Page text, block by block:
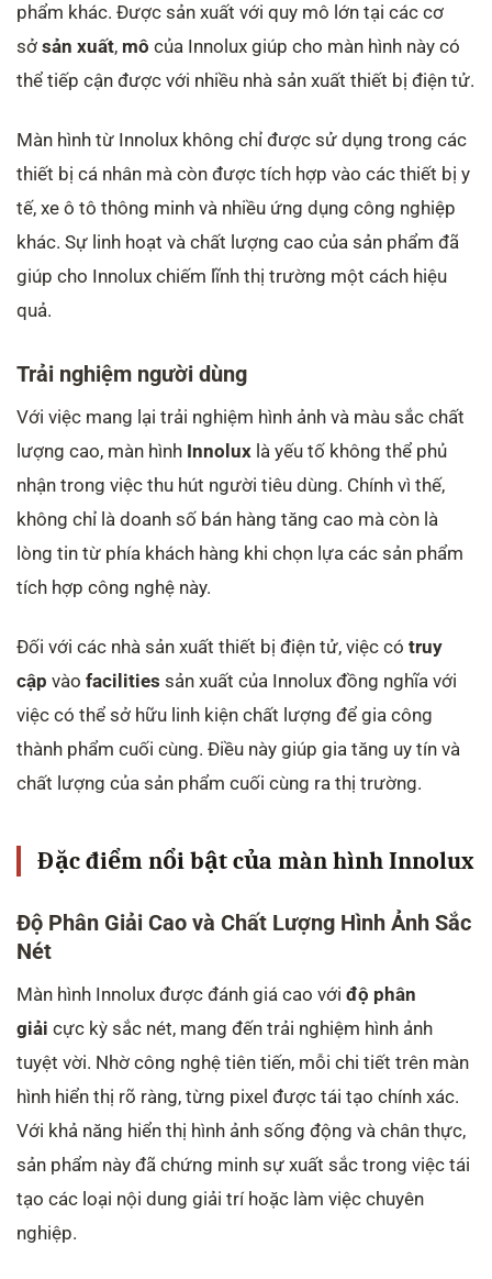
phẩm khác. Được sản xuất với quy mô lớn tại các cơ
sở sản xuất, mô của Innolux giúp cho màn hình này có
thể tiếp cận được với nhiều nhà sản xuất thiết bị điện tử.
Màn hình từ Innolux không chỉ được sử dụng trong các
thiết bị cá nhân mà còn được tích hợp vào các thiết bị y
tế, xe ô tô thông minh và nhiều ứng dụng công nghiệp
khác. Sự linh hoạt và chất lượng cao của sản phẩm đã
giúp cho Innolux chiếm lĩnh thị trường một cách hiệu
quả.
Trải nghiệm người dùng
Với việc mang lại trải nghiệm hình ảnh và màu sắc chất
lượng cao, màn hình Innolux là yếu tố không thể phủ
nhận trong việc thu hút người tiêu dùng. Chính vì thế,
không chỉ là doanh số bán hàng tăng cao mà còn là
lòng tin từ phía khách hàng khi chọn lựa các sản phẩm
tích hợp công nghệ này.
Đối với các nhà sản xuất thiết bị điện tử, việc có truy
cập vào facilities sản xuất của Innolux đồng nghĩa với
việc có thể sở hữu linh kiện chất lượng để gia công
thành phẩm cuối cùng. Điều này giúp gia tăng uy tín và
chất lượng của sản phẩm cuối cùng ra thị trường.
Đặc điểm nổi bật của màn hình Innolux
Độ Phân Giải Cao và Chất Lượng Hình Ảnh Sắc
Nét
Màn hình Innolux được đánh giá cao với độ phân
giải cực kỳ sắc nét, mang đến trải nghiệm hình ảnh
tuyệt vời. Nhờ công nghệ tiên tiến, mỗi chi tiết trên màn
hình hiển thị rõ ràng, từng pixel được tái tạo chính xác.
Với khả năng hiển thị hình ảnh sống động và chân thực,
sản phẩm này đã chứng minh sự xuất sắc trong việc tái
tạo các loại nội dung giải trí hoặc làm việc chuyên
nghiệp.